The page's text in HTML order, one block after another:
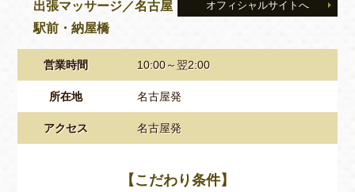
オフィシャルサイトへ
出張マッサージ／名古屋
駅前・納屋橋
営業時間 10:00～翌2:00
所在地 名古屋発
アクセス 名古屋発
【こだわり条件】